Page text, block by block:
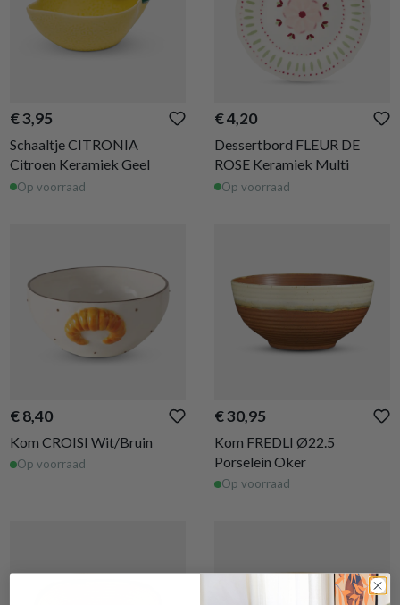
€ 3,95
Schaaltje CITRONIA
Citroen Keramiek Geel
Op voorraad
€ 4,20
Dessertbord FLEUR DE
ROSE Keramiek Multi
Op voorraad
€ 8,40
Kom CROISI Wit/Bruin
Op voorraad
€ 30,95
Kom FREDLI Ø22.5
Porselein Oker
Op voorraad